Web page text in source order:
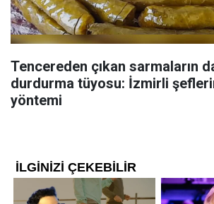
Tencereden çıkan sarmaların
durdurma tüyosu: İzmirli
yöntemi